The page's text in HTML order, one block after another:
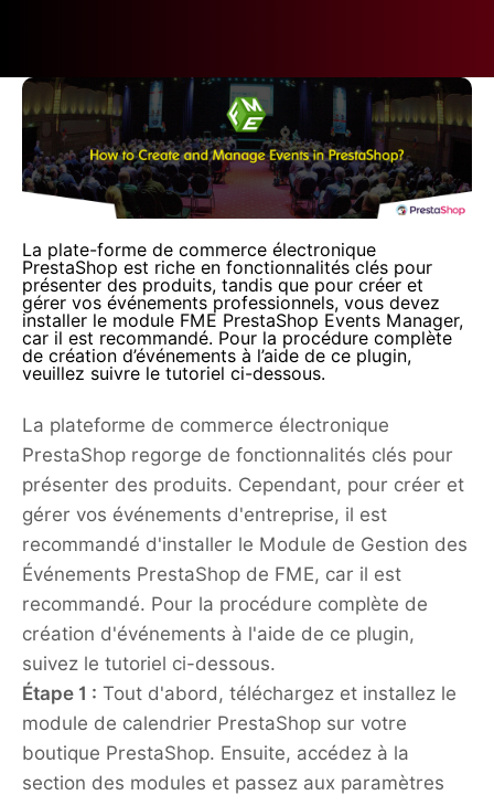
La plate-forme de commerce électronique
PrestaShop est riche en fonctionnalités clés pour
présenter des produits, tandis que pour créer et
gérer vos événements professionnels, vous devez
installer le module FME PrestaShop Events Manager,
car il est recommandé. Pour la procédure complète
de création d’événements à l’aide de ce plugin,
veuillez suivre le tutoriel ci-dessous.
La plateforme de commerce électronique
PrestaShop regorge de fonctionnalités clés pour
présenter des produits. Cependant, pour créer et
gérer vos événements d'entreprise, il est
recommandé d'installer le Module de Gestion des
Événements PrestaShop de FME, car il est
recommandé. Pour la procédure complète de
création d'événements à l'aide de ce plugin,
suivez le tutoriel ci-dessous.
Étape 1 : Tout d'abord, téléchargez et installez le
module de calendrier PrestaShop sur votre
boutique PrestaShop. Ensuite, accédez à la
section des modules et passez aux paramètres